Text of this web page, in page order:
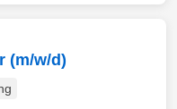
(m/w/d)